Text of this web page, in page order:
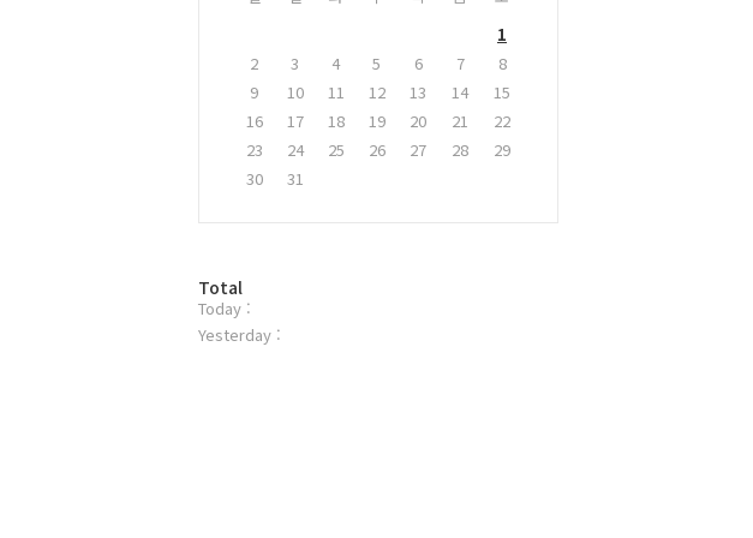
1
2
3 4 5 6 7
8
9
10 11 12 13 14
15
16
17 18 19 20 21
22
23
24 25 26 27 28
29
30
31
방
문
자
Total
Today :
Yesterday :